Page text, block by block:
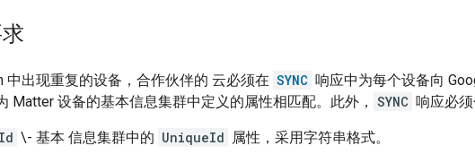
中出现重复的设备，合作伙伴的 云必须在 SYNC 响应中为每个设备向
Matter 设备的基本信息集群中定义的属性相匹配。此外， SYNC 响应必
\- 基本 信息集群中的 UniqueId 属性，采用字符串格式。